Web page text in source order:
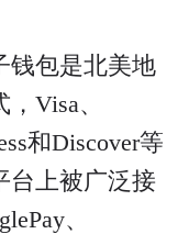
钱包是北美地
Visa、
和Discover等
台上被广泛接
、